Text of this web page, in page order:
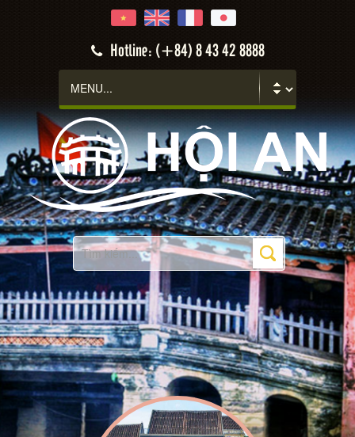
Hotline: (+84) 8 43 42 8888